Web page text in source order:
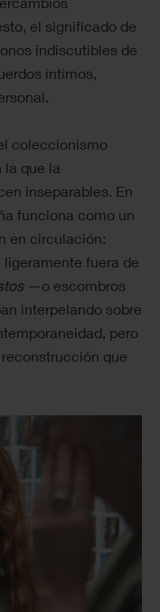
el significado de
indiscutibles de
íntimos,
coleccionismo
que la
inseparables. En
funciona como un
en circulación:
fuera de
—o escombros
interpelando sobre
pero
que